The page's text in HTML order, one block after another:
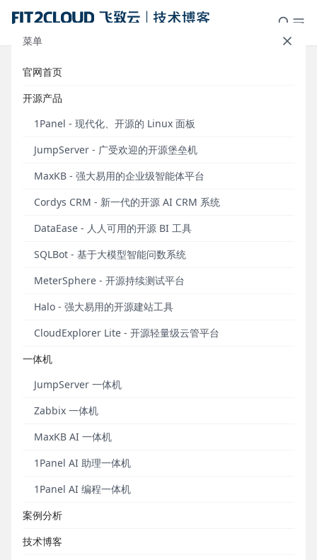
菜单
官网首页
开源产品
1Panel - 现代化、开源的 Linux 面板
JumpServer - 广受欢迎的开源堡垒机
MaxKB - 强大易用的企业级智能体平台
Cordys CRM - 新一代的开源 AI CRM 系统
DataEase - 人人可用的开源 BI 工具
SQLBot - 基于大模型智能问数系统
MeterSphere - 开源持续测试平台
Halo - 强大易用的开源建站工具
CloudExplorer Lite - 开源轻量级云管平台
一体机
JumpServer 一体机
Zabbix 一体机
MaxKB AI 一体机
1Panel AI 助理一体机
1Panel AI 编程一体机
案例分析
技术博客
演示视频：Jumpserver 堡垒机
V1.5.0 在多云环境中的使用
版本。在这一重要版本中，Jumpserver堡垒机针对多
云环境的支持更趋完善，新增Windows资产纳管和批
长，截止2019年7月18日，Jumpserver项目在软件托
管平台Github上已经拥有9,570个Star，累计安装部署
功能：